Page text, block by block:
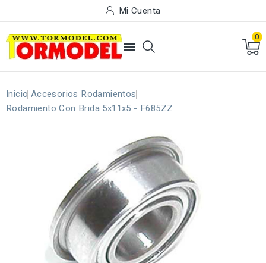
Mi Cuenta

0
Inicio Accesorios Rodamientos
Rodamiento Con Brida 5x11x5 - F685ZZ